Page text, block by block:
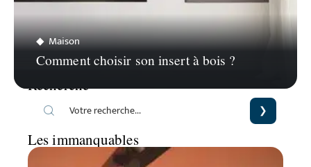
Maison
Comment choisir son insert à bois ?
Recherche
Les immanquables